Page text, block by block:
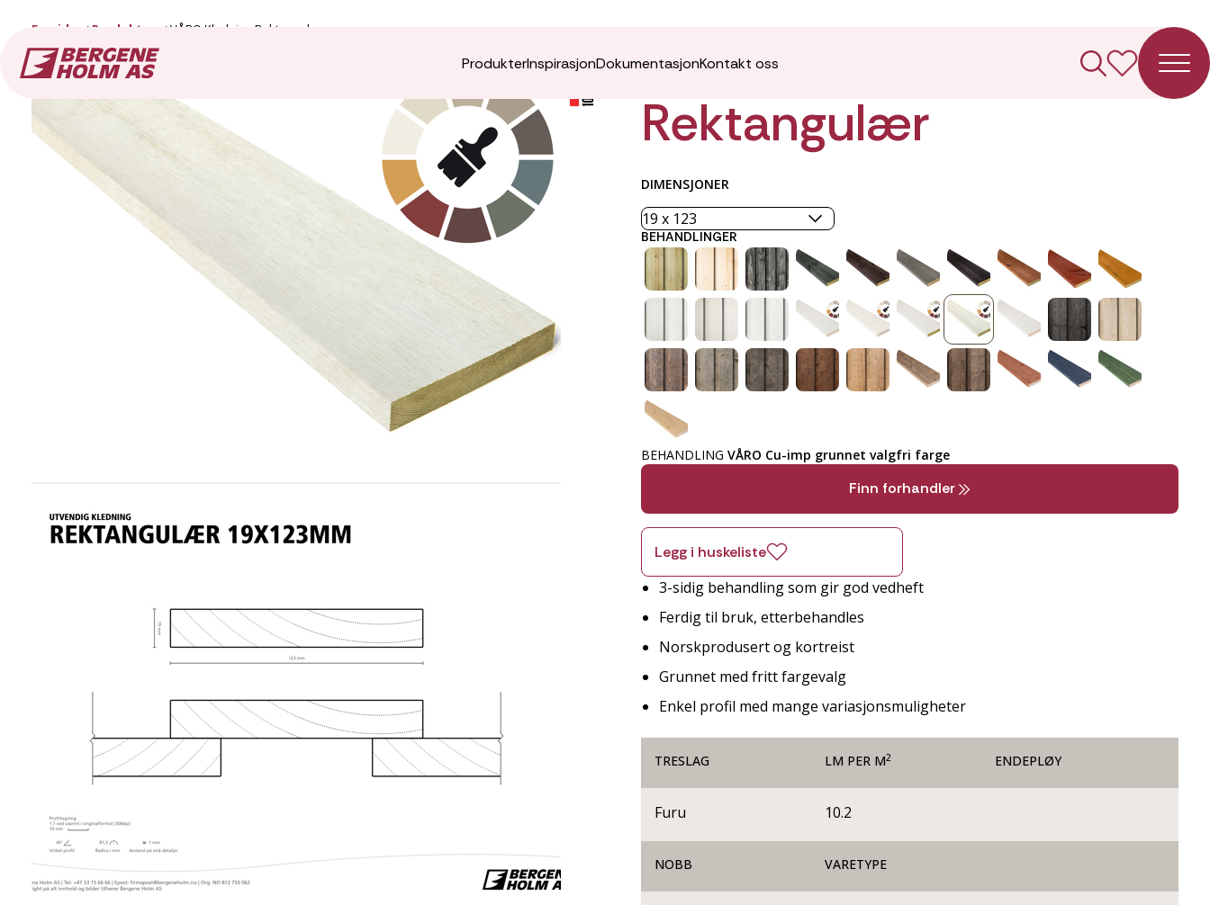
ProdukterInspirasjonDokumentasjonKontakt oss
Forside Produkter VÅRO Kledning Rektangulær
VÅRO Kledning
Rektangulær
DIMENSJONER
BEHANDLINGER
BEHANDLING VÅRO Cu-imp grunnet valgfri farge
Finn forhandler
Legg i huskeliste
3-sidig behandling som gir god vedheft
Ferdig til bruk, etterbehandles
Norskprodusert og kortreist
Grunnet med fritt fargevalg
Enkel profil med mange variasjonsmuligheter
TRESLAG LM PER M2 ENDEPLØY
Furu 10.2
NOBB VARETYPE